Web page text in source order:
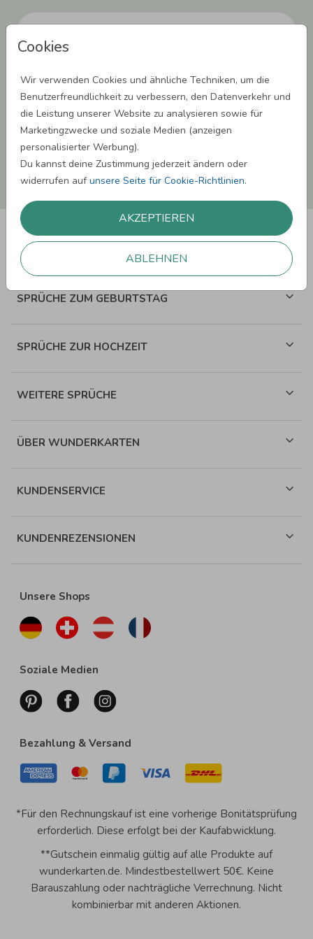
Cookies
Wir verwenden Cookies und ähnliche Techniken, um die
Benutzerfreundlichkeit zu verbessern, den Datenverkehr und
die Leistung unserer Website zu analysieren sowie für
Marketingzwecke und soziale Medien (anzeigen
personalisierter Werbung).
Du kannst deine Zustimmung jederzeit ändern oder
widerrufen aufunsere Seite für Cookie-Richtlinien.
AKZEPTIEREN
ABLEHNEN
dass wir Dich mit neuesten Informationen aus unserem Angebot informieren
können. Dies umfasst den Versand unseres Newsletters. Zudem können wir Dir
Produktinformationen zu Deinen Interessen auf anderen Plattformen wie
Facebook und Google anzeigen. Um Dir diesen Service anbieten zu können,
nutzen wir Deine personenbezogenen Daten und teilen diese auch mit Dritten,
wenn erforderlich. Du kannst diese Einwilligung jederzeit widerrufen. Weitere
Informationen erhätst Du in unserer Datenschutzerklärung.
ANMELDEN
SPRÜCHE ZUM GEBURTSTAG
SPRÜCHE ZUR HOCHZEIT
WEITERE SPRÜCHE
ÜBER WUNDERKARTEN
KUNDENSERVICE
KUNDENREZENSIONEN
Unsere Shops
Soziale Medien
Bezahlung & Versand
*Für den Rechnungskauf ist eine vorherige Bonitätsprüfung
erforderlich. Diese erfolgt bei der Kaufabwicklung.
**Gutschein einmalig gültig auf alle Produkte auf
wunderkarten.de. Mindestbestellwert 50€. Keine
Barauszahlung oder nachträgliche Verrechnung. Nicht
kombinierbar mit anderen Aktionen.